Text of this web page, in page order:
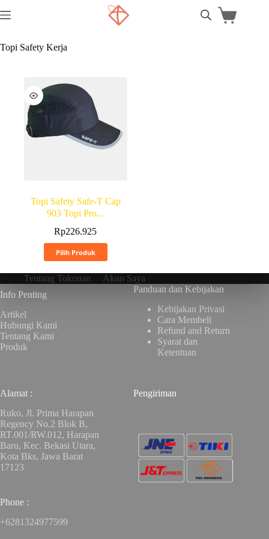
Topi Safety Kerja
Topi Safety Safe-T Cap
903 Topi Pro...
Rp226.925
Pilih Produk
Tentang Tokonan
Akun Saya
Info Penting
Artikel
Hubungi Kami
Tentang Kami
Produk
Panduan dan Kebijakan
Kebijakan Privasi
Cara Membeli
Refund and Return
Syarat dan
Ketentuan
Alamat :
Ruko, Jl. Prima Harapan
Regency No.2 Blok B,
RT.001/RW.012, Harapan
Baru, Kec. Bekasi Utara,
Kota Bks, Jawa Barat
17123
Phone :
+6281324977599
Pengiriman